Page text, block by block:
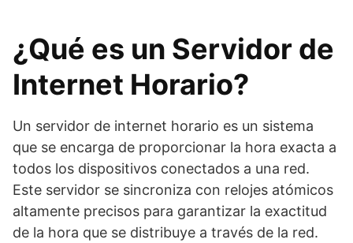
¿Qué es un Servidor de
Internet Horario?
Un servidor de internet horario es un sistema
que se encarga de proporcionar la hora exacta a
todos los dispositivos conectados a una red.
Este servidor se sincroniza con relojes atómicos
altamente precisos para garantizar la exactitud
de la hora que se distribuye a través de la red.